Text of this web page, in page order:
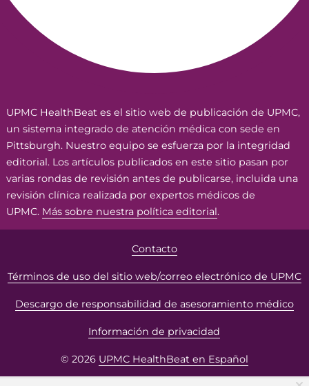
UPMC HealthBeat es el sitio web de publicación de UPMC,
un sistema integrado de atención médica con sede en
Pittsburgh. Nuestro equipo se esfuerza por la integridad
editorial. Los artículos publicados en este sitio pasan por
varias rondas de revisión antes de publicarse, incluida una
revisión clínica realizada por expertos médicos de
UPMC. Más sobre nuestra política editorial.
Contacto
Términos de uso del sitio web/correo electrónico de UPMC
Descargo de responsabilidad de asesoramiento médico
Información de privacidad
© 2026 UPMC HealthBeat en Español